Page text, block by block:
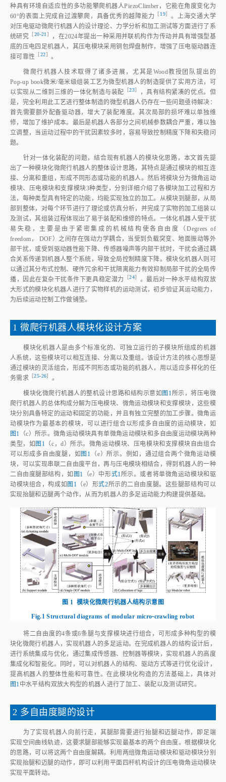
种具有环境自适应性的多功能攀爬机器人PiezoClimber，它能在角度变化为
60°的表面上完成自过渡攀爬，具备优秀的越障能力 ［ 19］ 。上海交通大学
对压电驱动微爬行机器人的设计理论、力学分析和加工测试等方面进行了系
统研究 ［20‑21］
，在2024年提出一种采用并联机构作为传动并具有增强型基
底的压电四足机器人，其压电模块采用铜包焊盘制作，增强了压电驱动器连
接可靠性 ［22］ 。
微爬行机器人技术取得了诸多进展，尤其是Wood教授团队提出的
Pop‑up book微米/毫米级组装工艺为微型机器人的制造提供了实用方法，可
以实现从二维到三维的一体化制造与装配 ［23］
，具有结构紧凑的优点。但
是，完全利用此工艺进行整体制造的微型机器人仍存在一些问题亟待解决：
首先需要额外配备驱动器，增大了装配难度。其次局部的损坏难以单独维
修，增加了维护成本。最后是机器人各部分之间机械参数耦合严重，难以独
立调整，当运动过程中的干扰因素较多时，容易导致控制精度下降和失稳问
题。
针对一体化装配的问题，结合现有机器人的模块化思路，本文首先提
出了一种模块化微爬行机器人的整体设计思路，其特点是通过模块的相互连
接、分离和重组，形成不同形态或功能的机器人。然后将模块分为微角运动
模块、压电模块和支撑模块3种类型，分别详细介绍了各模块加工过程和方
法，每种类型具有特定的功能，均能实现独立的加工。从模块到腿部，从局
部到整体，对每个环节进行了理论或仿真分析，并完成了实物的加工组装以
及测试，其组装过程体现出了易于装配和维修的特点。一体化机器人受干扰
易失稳，主要是由于紧密集成的机械结构使各自由度（Degrees of
freedom， DOF）之间存在强动力学耦合，当受到负载突变、地面振动等外
部干扰，或受到驱动器性能下降、传感器噪声等内部干扰时，干扰会通过耦
合关系传递到机器人整个系统，导致全局控制精度下降。模块化机器人则可
以通过其分布式控制、硬件冗余和干扰隔离能力有效抑制局部干扰的全局传
播，因此在复杂干扰条件下更具稳定潜力 ［24］ 。最后对一种水平结构双放
大形式的模块化机器人进行了实物样机的运动测试，初步验证其运动能力，
为后续运动控制工作做铺垫。
1 微爬行机器人模块化设计方案
模块化机器人是由多个标准化的、可独立运行的子模块所组成的机器
人系统，这些模块可以相互连接、分离以及重组。该设计方法的核心思想是
通过模块的灵活组合，形成不同形态或功能的机器人，用以适应多样化的任
务需求 ［25‑26］ 。
模块化微爬行机器人的整机设计思路和结构示意如 图1所示，将压电微
爬行机器人的总体构成分解为压电模块、微角运动模块和支撑模块，这些模
块分别具备特定的运动和固定的功能，并且有独立完整的加工步骤。微角运
动模块作为最基本的模块，可以进行组合以形成多自由度的运动模块，如
图1 （c）所示。微角运动模块具有单微角运动模块和多自由度运动模块两种
类型，如 图1 （c，d）所示。微角运动模块、压电模块和支撑模块自由组合
可以形成多自由度腿，如 图1 （e）所示。例如，通过组合两个微角运动模
块，可以实现串联二自由度平台，再与压电模块相结合，得到机器人的一种
二自由度腿部结构，如 图1 （e）中形式1所示。或者将单微角运动模块和驱
动模块组合，构成如 图1 （e）形式2所示的二自由度腿。这些腿部结构可以
实现抬腿和迈腿两个动作，从而为机器人的多足运动能力构建提供基础。
图 1
模块化微爬行机器人结构示意图
Fig.1 Structural diagrams of modular micro⁃crawling robot
将二自由度的4条或6条腿与支撑模块进行组合，可形成多种构型的模
块化微爬行机器人，实现机器人的多足运动。在完成机器人的结构设计后，
进行系统集成与优化，通过集成传感器、控制器等模块，实现机器人的高度
集成化和智能化。同时，可以对机器人的结构、驱动方式等进行优化设计，
提高机器人的整体性能和可靠性。在此模块化构造的方法基础上，具体对
图1 中水平结构双放大构型的机器人进行了加工、装配以及测试研究。
2 多自由度腿的设计
为了实现机器人向前行走，其腿部需要进行抬腿和迈腿动作，即足端
实现空间曲线轨迹，这要求腿部能够实现最基本的两个自由度。根据模块化
的思路，可以将这两个自由度解耦，利用两组微角运动模块和驱动模块分别
实现抬腿和迈腿的动作，即可以利用平面四杆机构设计的压电微角运动模块
实现平面转动。